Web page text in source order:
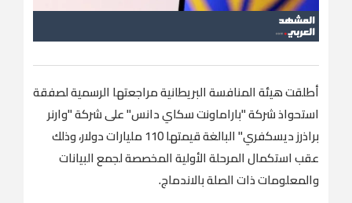
أطلقت هيئة المنافسة البريطانية مراجعتها الرسمية لصفقة
استحواذ شركة "باراماونت سكاي دانس" على شركة "وارنر
براذرز ديسكفري" البالغة قيمتها 110 مليارات دولار، وذلك
عقب استكمال المرحلة الأولية المخصصة لجمع البيانات
والمعلومات ذات الصلة بالاندماج.